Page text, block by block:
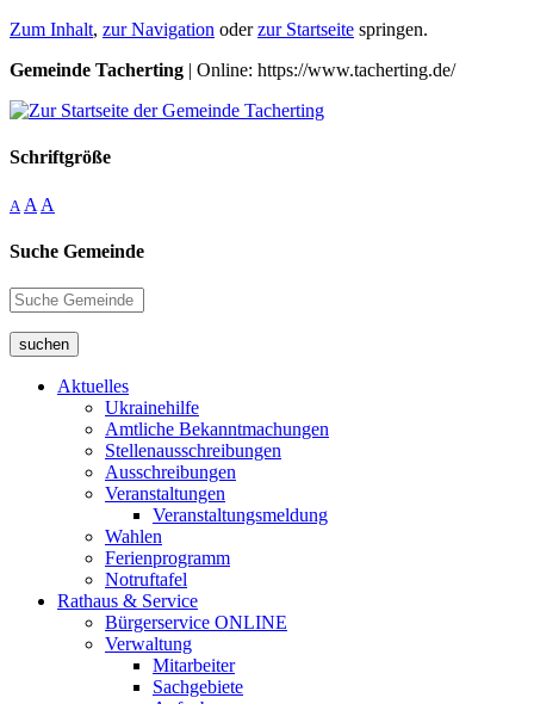
Zum Inhalt, zur Navigation oderzur Startseite springen.
Gemeinde Tacherting | Online: https://www.tacherting.de/
Schriftgröße
A A A
Suche Gemeinde
suchen
Aktuelles
Ukrainehilfe
Amtliche Bekanntmachungen
Stellenausschreibungen
Ausschreibungen
Veranstaltungen
Veranstaltungsmeldung
Wahlen
Ferienprogramm
Notruftafel
Rathaus & Service
Bürgerservice ONLINE
Verwaltung
Mitarbeiter
Sachgebiete